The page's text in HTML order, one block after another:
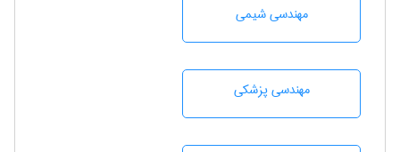
مهندسي شيمی
مهندسی پزشکی